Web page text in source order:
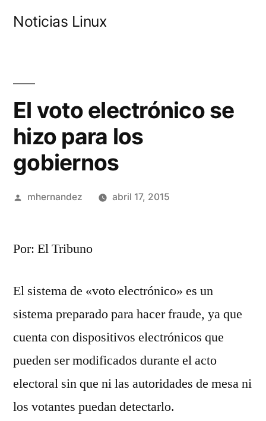
Noticias Linux
El voto electrónico se
hizo para los
gobiernos
Publicado
mhernandez abril 17, 2015
Por: El Tribuno
El sistema de «voto electrónico» es un
sistema preparado para hacer fraude, ya que
cuenta con dispositivos electrónicos que
pueden ser modificados durante el acto
electoral sin que ni las autoridades de mesa ni
los votantes puedan detectarlo.